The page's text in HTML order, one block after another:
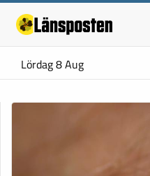
Lördag 8 Aug